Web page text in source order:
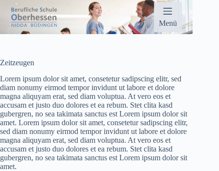
Inhalt
springen
Menü
Zeitzeugen
Lorem ipsum dolor sit amet, consetetur sadipscing elitr, sed
diam nonumy eirmod tempor invidunt ut labore et dolore
magna aliquyam erat, sed diam voluptua. At vero eos et
accusam et justo duo dolores et ea rebum. Stet clita kasd
gubergren, no sea takimata sanctus est Lorem ipsum dolor sit
amet. Lorem ipsum dolor sit amet, consetetur sadipscing elitr,
sed diam nonumy eirmod tempor invidunt ut labore et dolore
magna aliquyam erat, sed diam voluptua. At vero eos et
accusam et justo duo dolores et ea rebum. Stet clita kasd
gubergren, no sea takimata sanctus est Lorem ipsum dolor sit
amet.